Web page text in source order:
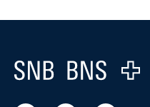
Footer
Logo